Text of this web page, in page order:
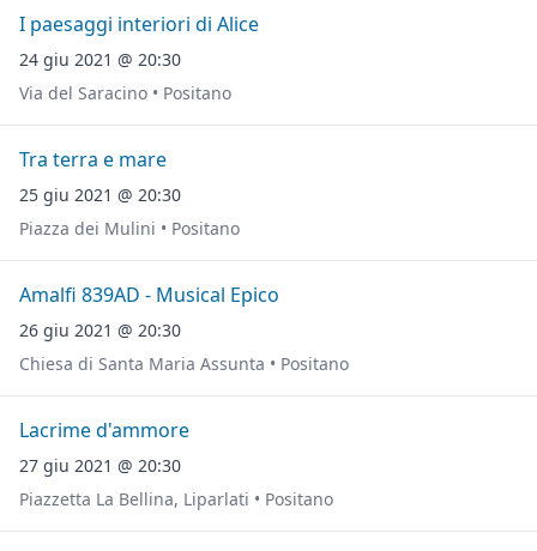
I paesaggi interiori di Alice
24 giu 2021 @ 20:30
Via del Saracino • Positano
Tra terra e mare
25 giu 2021 @ 20:30
Piazza dei Mulini • Positano
Amalfi 839AD - Musical Epico
26 giu 2021 @ 20:30
Chiesa di Santa Maria Assunta • Positano
Lacrime d'ammore
27 giu 2021 @ 20:30
Piazzetta La Bellina, Liparlati • Positano